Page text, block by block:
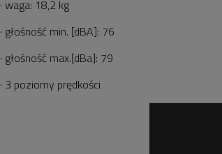
· waga: 18,2 kg
· głośność min. [dBA]: 76
· głośność max.[dBa]: 79
· 3 poziomy prędkości